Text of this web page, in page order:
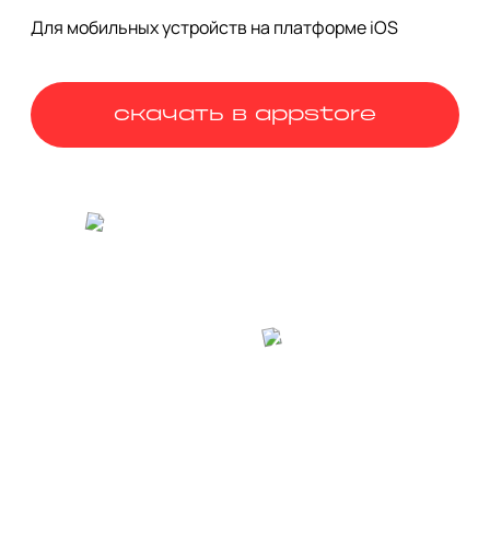
Для мобильных устройств на платформе iOS
скачать в appstore